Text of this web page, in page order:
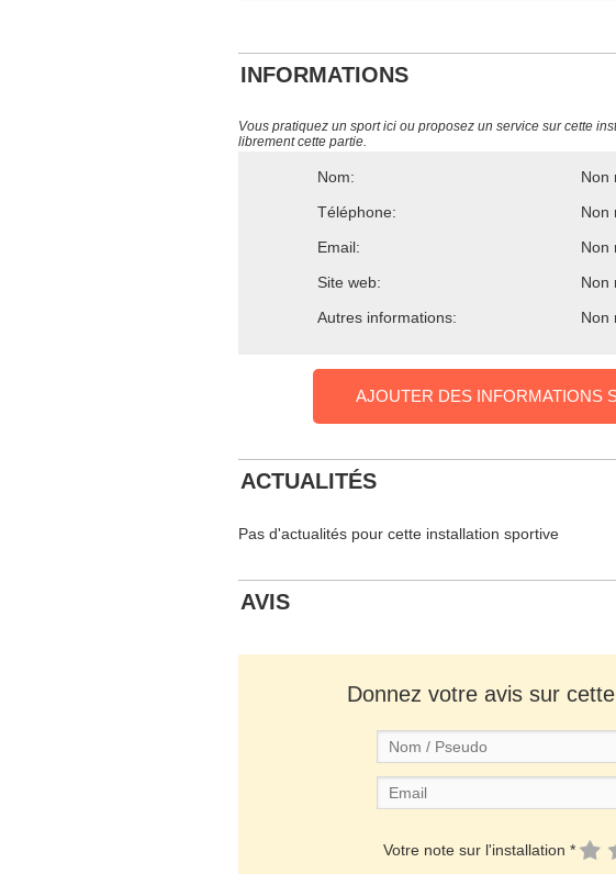
INFORMATIONS
Vous pratiquez un sport ici ou proposez un service sur cette
librement cette partie.
Nom:
Non
Téléphone:
Non
Email:
Non
Site web:
Non
Autres informations:
Non
AJOUTER DES INFORMATIONS
ACTUALITÉS
Pas d'actualités pour cette installation sportive
AVIS
Donnez votre avis sur
Votre note sur l'installation *